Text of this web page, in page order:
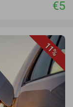
€5
11%